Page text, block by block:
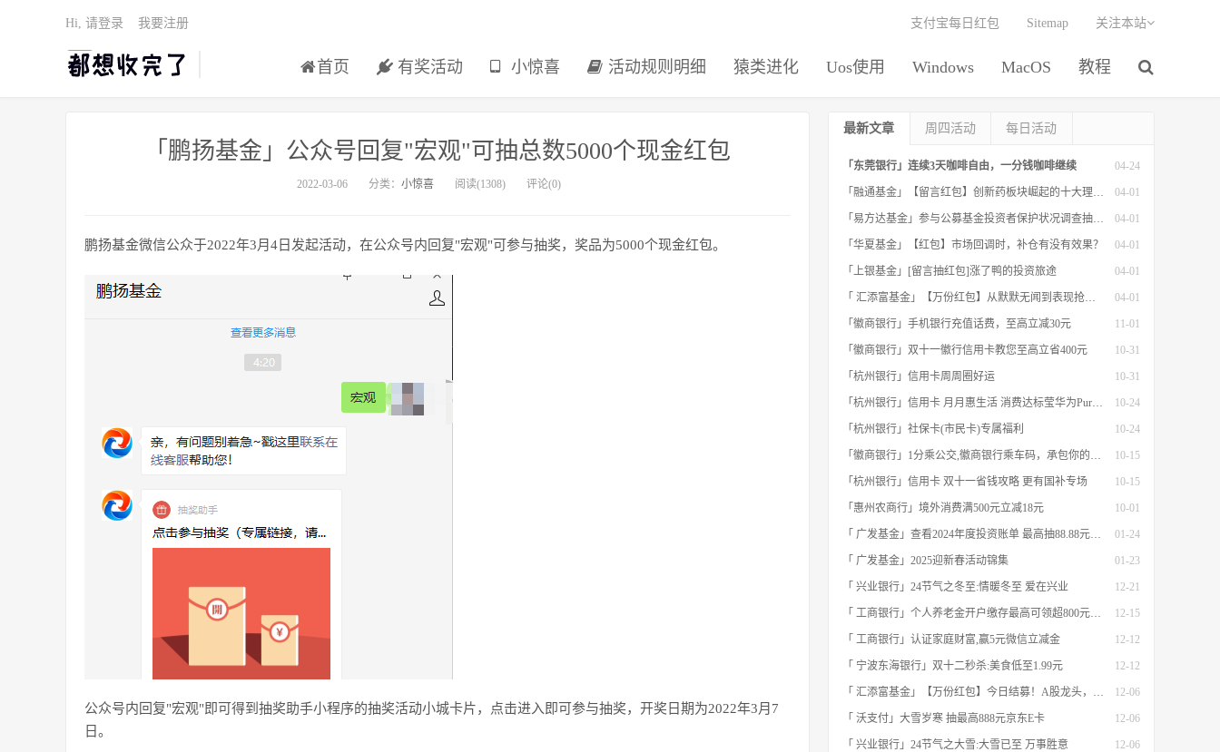
首页 有奖活动 小惊喜 活动规则明细 猿类进化 Uos使用 Windows MacOS 教程
支付宝每日红包 Sitemap 关注本站
Hi, 请登录 我要注册
「鹏扬基金」公众号回复"宏观"可抽总数5000个现金红包
2022-03-06 分类： 小惊喜 阅读(1308) 评论(0)
鹏扬基金微信公众于2022年3月4日发起活动，在公众号内回复"宏观"可参与抽奖，奖品为5000个现金红包。
公众号内回复"宏观"即可得到抽奖助手小程序的抽奖活动小城卡片，点击进入即可参与抽奖，开奖日期为2022年3月7
日。
最新文章 周四活动 每日活动
04-24
「东莞银行」连续3天咖啡自由，一分钱咖啡继续
04-01
「融通基金」【留言红包】创新药板块崛起的十大理由！
04-01
「易方达基金」参与公募基金投资者保护状况调查抽红包
04-01
「华夏基金」【红包】市场回调时，补仓有没有效果？
04-01
「上银基金」[留言抽红包]​涨了鸭的投资旅途
04-01
「 汇添富基金」【万份红包】从默默无闻到表现抢眼，有色金属经历了什么？
11-01
「徽商银行」手机银行充值话费，至高立减30元
10-31
「徽商银行」双十一徽行信用卡教您至高立省400元
10-31
「杭州银行」信用卡周周圈好运
10-24
「杭州银行」信用卡 月月惠生活 消费达标莹华为PuraX MateBook14等好礼
10-24
「杭州银行」社保卡(市民卡)专属福利
10-15
「徽商银行」1分乘公交,徽商银行乘车码，承包你的秋日趣味出行[限合肥]
10-15
「杭州银行」信用卡 双十一省钱攻略 更有国补专场
10-01
「惠州农商行」境外消费满500元立减18元
01-24
「 广发基金」查看2024年度投资账单 最高抽88.88元红包
01-23
「 广发基金」2025迎新春活动锦集
12-21
「 兴业银行」24节气之冬至:情暖冬至 爱在兴业
12-15
「 工商银行」个人养老金开户缴存最高可领超800元立减金
12-12
「 工商银行」认证家庭财富,赢5元微信立减金
12-12
「 宁波东海银行」双十二秒杀:美食低至1.99元
12-06
「 汇添富基金」【万份红包】今日结募！A股龙头，尽入此基矣
12-06
「 沃支付」大雪岁寒 抽最高888元京东E卡
12-06
「 兴业银行」24节气之大雪:大雪已至 万事胜意